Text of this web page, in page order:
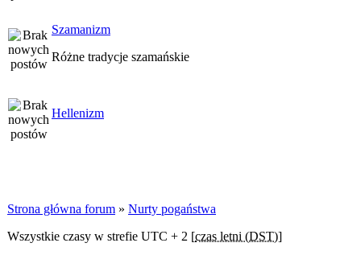
Szamanizm
Różne tradycje szamańskie
Hellenizm
Strona główna forum » Nurty pogaństwa
Wszystkie czasy w strefie UTC + 2 [czas letni (DST)]